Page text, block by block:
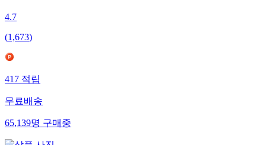
4.7
(1,673)
417 적립
무료배송
65,139명 구매중